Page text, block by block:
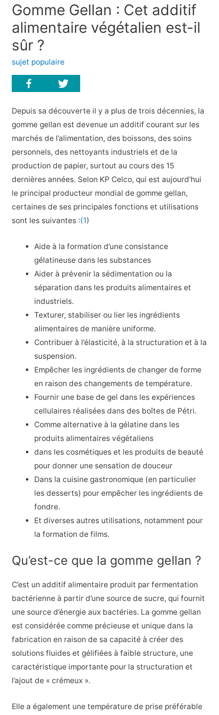
Gomme Gellan : Cet additif
alimentaire végétalien est-il
sûr ?
sujet populaire
Depuis sa découverte il y a plus de trois décennies, la
gomme gellan est devenue un additif courant sur les
marchés de l’alimentation, des boissons, des soins
personnels, des nettoyants industriels et de la
production de papier, surtout au cours des 15
dernières années. Selon KP Celco, qui est aujourd’hui
le principal producteur mondial de gomme gellan,
certaines de ses principales fonctions et utilisations
sont les suivantes :(1)
Aide à la formation d’une consistance
gélatineuse dans les substances
Aider à prévenir la sédimentation ou la
séparation dans les produits alimentaires et
industriels.
Texturer, stabiliser ou lier les ingrédients
alimentaires de manière uniforme.
Contribuer à l’élasticité, à la structuration et à la
suspension.
Empêcher les ingrédients de changer de forme
en raison des changements de température.
Fournir une base de gel dans les expériences
cellulaires réalisées dans des boîtes de Pétri.
Comme alternative à la gélatine dans les
produits alimentaires végétaliens
dans les cosmétiques et les produits de beauté
pour donner une sensation de douceur
Dans la cuisine gastronomique (en particulier
les desserts) pour empêcher les ingrédients de
fondre.
Et diverses autres utilisations, notamment pour
la formation de films.
Qu’est-ce que la gomme gellan ?
C’est un additif alimentaire produit par fermentation
bactérienne à partir d’une source de sucre, qui fournit
une source d’énergie aux bactéries. La gomme gellan
est considérée comme précieuse et unique dans la
fabrication en raison de sa capacité à créer des
solutions fluides et gélifiées à faible structure, une
caractéristique importante pour la structuration et
l’ajout de « crémeux ».
Elle a également une température de prise préférable